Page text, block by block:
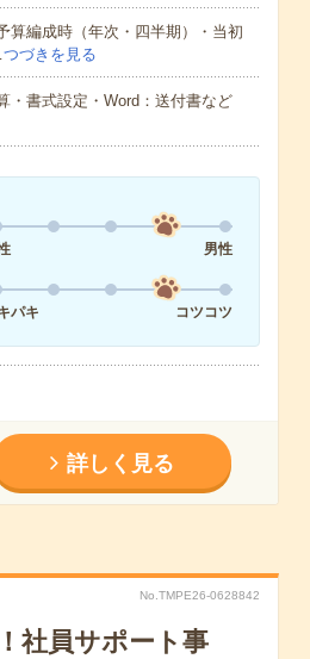
算編成時（年次・四半期）・当初
つづきを見る
・書式設定・Word：送付書など
男性
パキ
コツコツ
詳しく見る
No.TMPE26-0628842
社員サポート事